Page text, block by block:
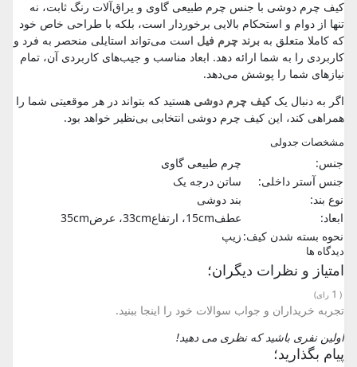
کیف چرم دوشی با جنس چرم طبیعی گاوی و یراق‌آلات رنگ ثابت، نه
تنها از دوام و استحکام بالایی برخوردار است، بلکه با طراحی خاص خود
که کاملا متعلق بهبرند چرم فیل است می‌تواند استایلی منحصر به فرد و
کاربردی را به شما ارائه دهد. ابعاد مناسب و جیب‌های کاربردی آن، تمام
نیازهای شما را پوشش می‌دهد.
اگر به دنبال یککیف چرم دوشی هستید که بتواند در هر موقعیتی شما را
همراهی کند، این کیف چرم دوشی انتخابی بی‌نظیر خواهد بود.
مشخصات جدولی
جنس:
چرم طبیعی گاوی
جنس آستر داخلی:
ساتن درجه یک
نوع بند:
بند دوشی
ابعاد:
عطف15cm، ارتفاع33cm، عرض35cm
نحوه بسته شدن کیف: زیپ
دیدگاه ها
امتیاز و نظرات دیگران؛
(
1 رای)
تجربه خریداران و جواب سوالات خود را اینجا ببنید.
اولین نفری باشید که نظری می دهید!
پیام بگذارید؛